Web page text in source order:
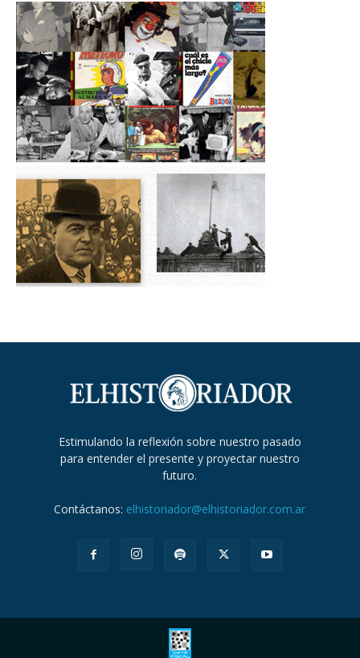
Estimulando la reflexión sobre nuestro pasado
para entender el presente y proyectar nuestro
futuro.
Contáctanos: elhistoriador@elhistoriador.com.ar